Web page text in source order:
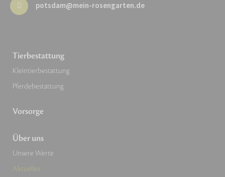
potsdam@mein-rosengarten.de
Tierbestattung
Kleintierbestattung
Pferdebestattung
Vorsorge
Über uns
Unsere Werte
Aktuelles